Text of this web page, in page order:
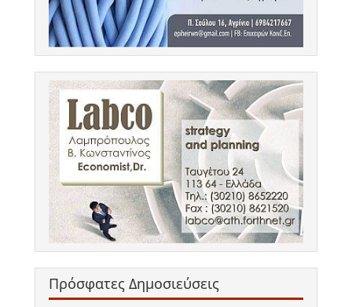
Πρόσφατες Δημοσιεύσεις